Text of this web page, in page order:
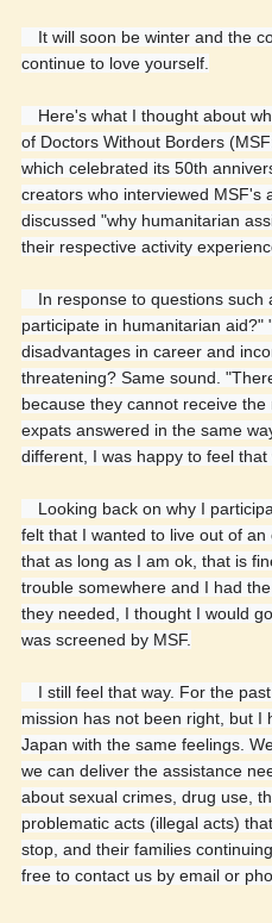
It will soon be winter and the
continue to love yourself.
Here's what I thought about
of Doctors Without Borders
which celebrated its 50th
creators who interviewed MSF's
discussed "why humanitarian
their respective activity
In response to questions such
participate in humanitarian aid?"
disadvantages in career and
threatening? Same sound.
because they cannot receive
expats answered in the same
different, I was happy to feel that
Looking back on why I
felt that I wanted to live out of
that as long as I am ok, that is
trouble somewhere and I had
they needed, I thought I would
was screened by MSF.
I still feel that way. For the
mission has not been right, but I
Japan with the same feelings.
we can deliver the assistance
about sexual crimes, drug use,
problematic acts (illegal acts)
stop, and their families
free to contact us by email or